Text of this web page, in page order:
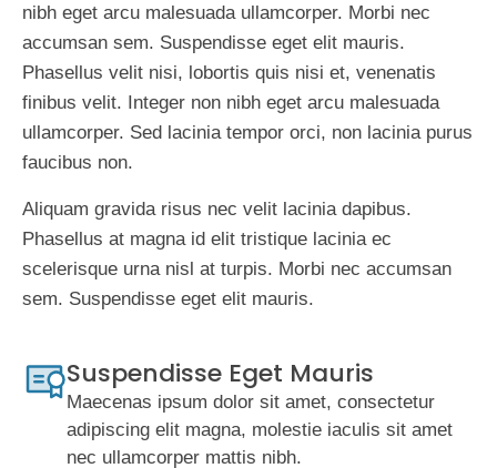
nibh eget arcu malesuada ullamcorper. Morbi nec
accumsan sem. Suspendisse eget elit mauris.
Phasellus velit nisi, lobortis quis nisi et, venenatis
finibus velit. Integer non nibh eget arcu malesuada
ullamcorper. Sed lacinia tempor orci, non lacinia purus
faucibus non.
Aliquam gravida risus nec velit lacinia dapibus.
Phasellus at magna id elit tristique lacinia ec
scelerisque urna nisl at turpis. Morbi nec accumsan
sem. Suspendisse eget elit mauris.
Suspendisse Eget Mauris
Maecenas ipsum dolor sit amet, consectetur
adipiscing elit magna, molestie iaculis sit amet
nec ullamcorper mattis nibh.